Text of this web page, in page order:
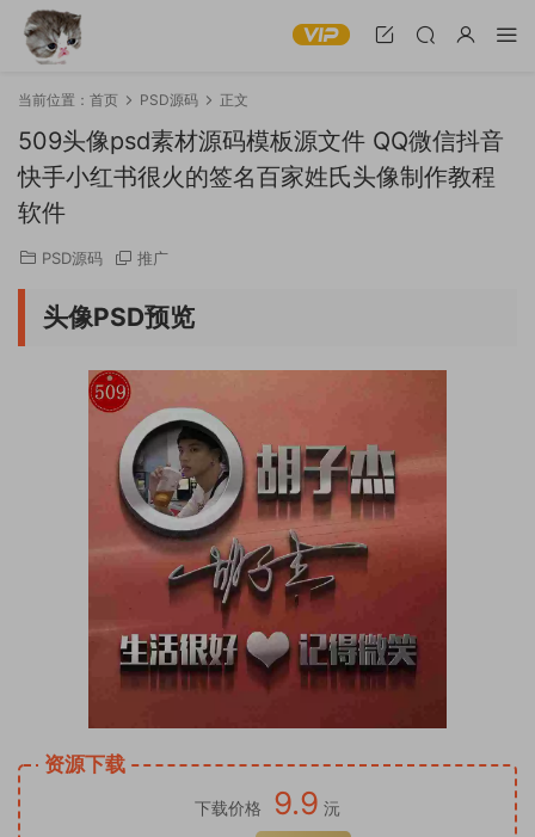
当前位置： 首页 PSD源码 正文
509头像psd素材源码模板源文件 QQ微信抖音
快手小红书很火的签名百家姓氏头像制作教程
软件
PSD源码 推广
头像PSD预览
资源下载
下载价格 9.9 沅